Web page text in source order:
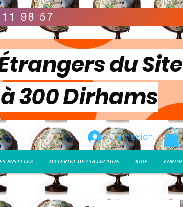
98 57
du Site
300 Dirhams
Connexion
POSTALES MATERIEL DE COLLECTION AIDE FORUM